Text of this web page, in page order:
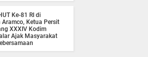
Ke-81 RI di
Ketua Persit
XXXIV Kodim
Ajak Masyarakat